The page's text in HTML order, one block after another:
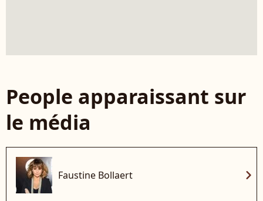
People apparaissant sur
le média
Faustine Bollaert chevron_right